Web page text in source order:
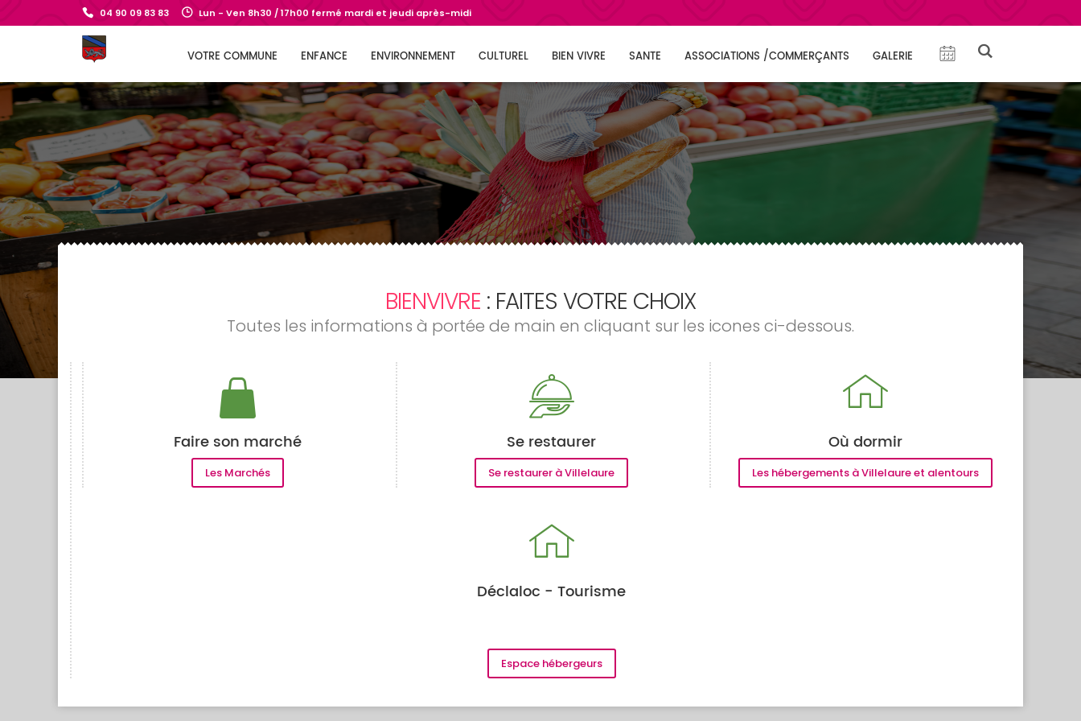
04 90 09 83 83 Lun - Ven 8h30 / 17h00 fermé mardi et jeudi après-midi
VOTRE COMMUNE ENFANCE ENVIRONNEMENT CULTUREL BIEN VIVRE SANTE ASSOCIATIONS /COMMERÇANTS GALERIE
BIENVIVRE : FAITES VOTRE CHOIX
Toutes les informations à portée de main en cliquant sur les icones ci-dessous.
Faire son marché
Les Marchés
Se restaurer
Se restaurer à Villelaure
Où dormir
Les hébergements à Villelaure et alentours
Déclaloc - Tourisme
Espace hébergeurs